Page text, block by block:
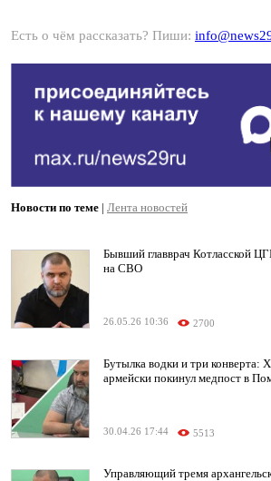
Есть о чём рассказать? Пиши:
Новости по теме | Лента новостей
Бывший главврач Котласской
на СВО
26.05.26 10:36 2700
Бутылка водки и три конверта:
армейски покинул медпост в
30.04.26 17:44 5513
Управляющий тремя